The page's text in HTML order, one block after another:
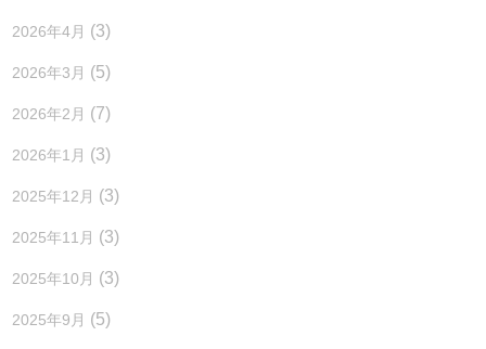
2026年4月 (3)
2026年3月 (5)
2026年2月 (7)
2026年1月 (3)
2025年12月 (3)
2025年11月 (3)
2025年10月 (3)
2025年9月 (5)